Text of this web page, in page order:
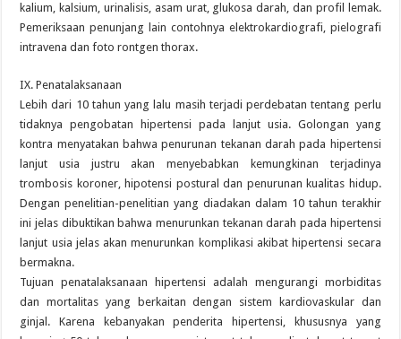
kalium, kalsium, urinalisis, asam urat, glukosa darah, dan profil lemak.
Pemeriksaan penunjang lain contohnya elektrokardiografi, pielografi
intravena dan foto rontgen thorax.
IX. Penatalaksanaan
Lebih dari 10 tahun yang lalu masih terjadi perdebatan tentang perlu
tidaknya pengobatan hipertensi pada lanjut usia. Golongan yang
kontra menyatakan bahwa penurunan tekanan darah pada hipertensi
lanjut usia justru akan menyebabkan kemungkinan terjadinya
trombosis koroner, hipotensi postural dan penurunan kualitas hidup.
Dengan penelitian-penelitian yang diadakan dalam 10 tahun terakhir
ini jelas dibuktikan bahwa menurunkan tekanan darah pada hipertensi
lanjut usia jelas akan menurunkan komplikasi akibat hipertensi secara
bermakna.
Tujuan penatalaksanaan hipertensi adalah mengurangi morbiditas
dan mortalitas yang berkaitan dengan sistem kardiovaskular dan
ginjal. Karena kebanyakan penderita hipertensi, khususnya yang